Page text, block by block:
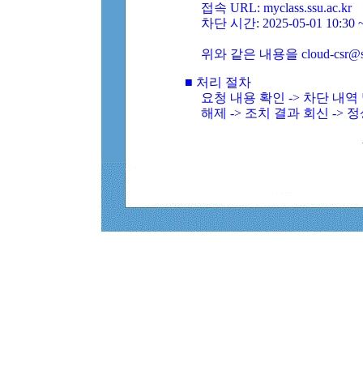
접속 URL: myclass.ssu.ac.kr
차단 시간: 2025-05-01 10:30
위와 같은 내용을 cloud-
■ 처리 절차
요청 내용 확인 -> 차단 내
해제 -> 조치 결과 회신 ->